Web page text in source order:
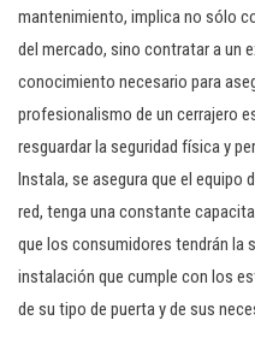
mantenimiento, implica no sólo
del mercado, sino contratar a un
conocimiento necesario para
profesionalismo de un cerrajero
resguardar la seguridad física y
Instala, se asegura que el equipo
red, tenga una constante
que los consumidores tendrán la
instalación que cumple con los
de su tipo de puerta y de sus